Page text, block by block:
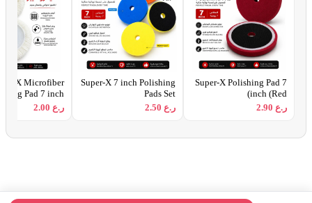
Super-X Polishing Pad 7
inch (Red)
ر.ع 2.90
Super-X 7 inch Polishing
Pads Set
ر.ع 2.50
X Microfiber
Pad 7 inch
ر.ع 2.00